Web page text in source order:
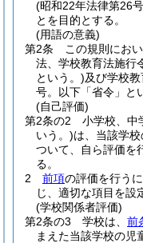
(昭和22年法律第26
とを目的とする。
(用語の意義)
第2条
この規則にお
法、学校教育法施行
という。)及び学校教
号。以下「省令」と
(自己評価)
第2条の2
小学校、中
いう。)は、当該学
ついて、自ら評価を
る。
2
前項の評価を行う
じ、適切な項目を設
(学校関係者評価)
第2条の3
学校は、 前
まえた当該学校の児